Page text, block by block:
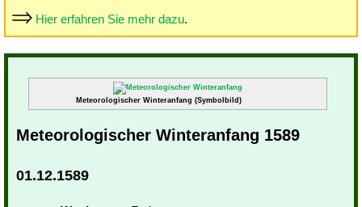
Hier erfahren Sie mehr dazu.
Meteorologischer Winteranfang (Symbolbild)
Meteorologischer Winteranfang 1589
01.12.1589